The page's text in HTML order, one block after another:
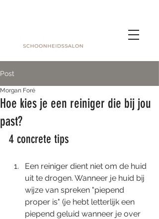
Post
Hoe kies je een reiniger die bij jou
past?
Morgan Foré
4 concrete tips
Een reiniger dient niet om de huid
uit te drogen. Wanneer je huid bij
wijze van spreken "piepend
proper is" (je hebt letterlijk een
piepend geluid wanneer je over